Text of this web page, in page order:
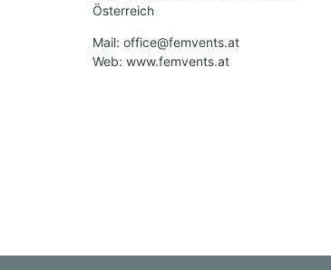
Österreich
Mail: office@femvents.at
Web: www.femvents.at